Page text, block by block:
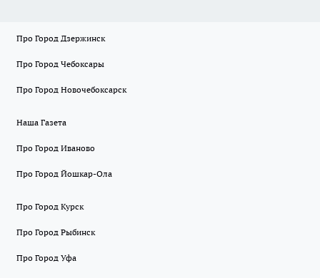
Про Город Дзержинск
Про Город Чебоксары
Про Город Новочебоксарск
Наша Газета
Про Город Иваново
Про Город Йошкар-Ола
Про Город Курск
Про Город Рыбинск
Про Город Уфа